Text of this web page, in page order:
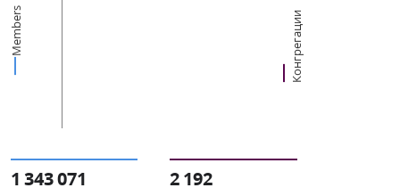
Members Конгрегации
1 343 071 2 192